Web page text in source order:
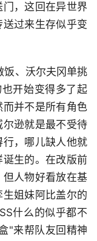
，这回在异世界
过来生存似乎变
饭、沃尔夫冈单挑
开始变得多了起
并不是所有角色
逊就是最不受待
，哪儿缺人他就
生的。在改版前
人物好看放在基
姐妹阿比盖尔的
什么的似乎都不
"来帮队友回精神